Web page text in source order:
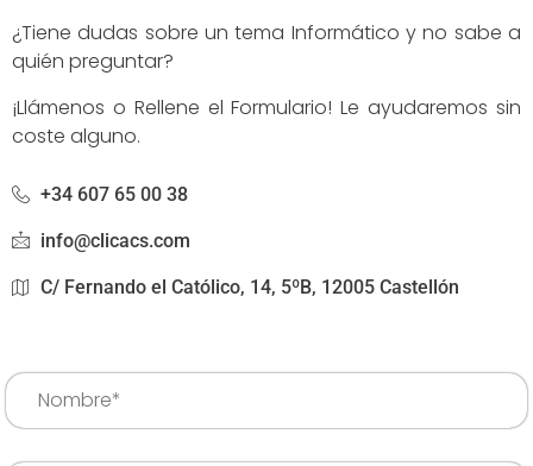
¿Tiene dudas sobre un tema Informático y no sabe a
quién preguntar?
¡Llámenos o Rellene el Formulario! Le ayudaremos sin
coste alguno.
+34 607 65 00 38
info@clicacs.com
C/ Fernando el Católico, 14, 5ºB, 12005 Castellón